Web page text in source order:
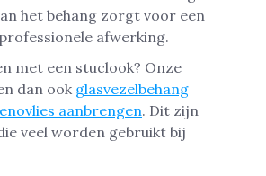
het behang zorgt voor een
afwerking.
met een stuclook? Onze
dan ook glasvezelbehang
aanbrengen. Dit zijn
veel worden gebruikt bij